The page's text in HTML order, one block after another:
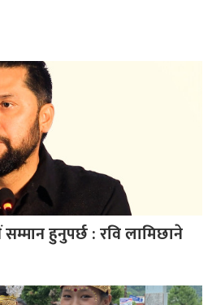
हुनुपर्छ : रवि लामिछाने